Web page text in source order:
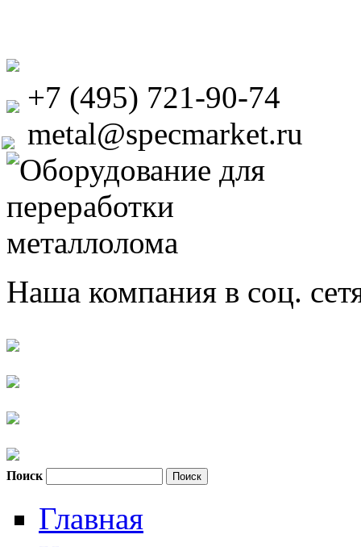
+7 (495) 721-90-74
metal@specmarket.ru
Наша компания в соц.
Поиск
Главная